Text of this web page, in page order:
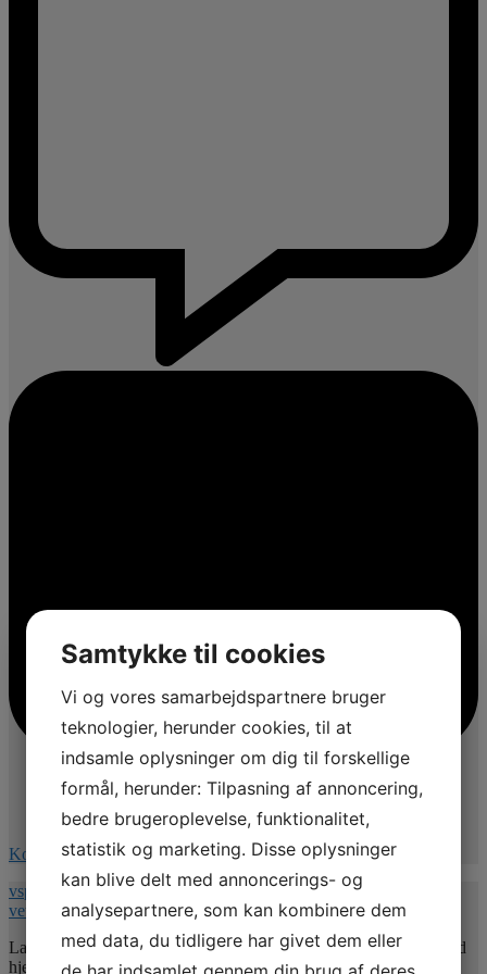
Kommentér på Facebook
vspnet.dk/erfa-moede-for-oplaeringsansvarlige-paa-
veterinaersygeplejerske-uddannelsen/
Lad mig uddybe indholdet 💚. Jeg vil give jer nogle værktøjer med
hjem så undertitlen er : Hvordan uddannelsesansvarlige kan bruge
Samtykke til cookies
Vi og vores samarbejdspartnere bruger
teknologier, herunder cookies, til at
indsamle oplysninger om dig til forskellige
formål, herunder: Tilpasning af annoncering,
bedre brugeroplevelse, funktionalitet,
statistik og marketing. Disse oplysninger
kan blive delt med annoncerings- og
analysepartnere, som kan kombinere dem
med data, du tidligere har givet dem eller